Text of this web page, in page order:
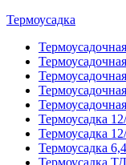
Термоусадка
Термоусадка
Термоусадка
Термоусадка
Термоусадка